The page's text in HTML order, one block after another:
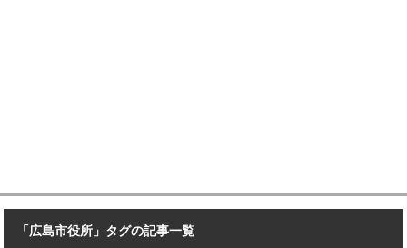
「広島市役所」タグの記事一覧